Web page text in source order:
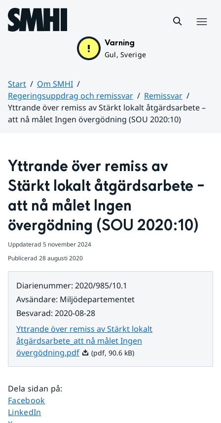
Hoppa till sidans innehåll
Varning
Gul, Sverige
Start
Om SMHI
Regeringsuppdrag och remissvar
Remissvar
Yttrande över remiss av Stärkt lokalt åtgärdsarbete –
att nå målet Ingen övergödning (SOU 2020:10)
Yttrande över remiss av
Stärkt lokalt åtgärdsarbete –
att nå målet Ingen
övergödning (SOU 2020:10)
Uppdaterad 5 november 2024
Publicerad 28 augusti 2020
Diarienummer: 2020/985/10.1
Avsändare: Miljödepartementet
Besvarad: 2020-08-28
Yttrande över remiss av Stärkt lokalt
åtgärdsarbete_att nå målet Ingen
övergödning.pdfPdf, 90.6 kB.
(pdf, 90.6 kB)
Dela sidan på:
Dela sidan på
Facebook
Dela sidan på
LinkedIn